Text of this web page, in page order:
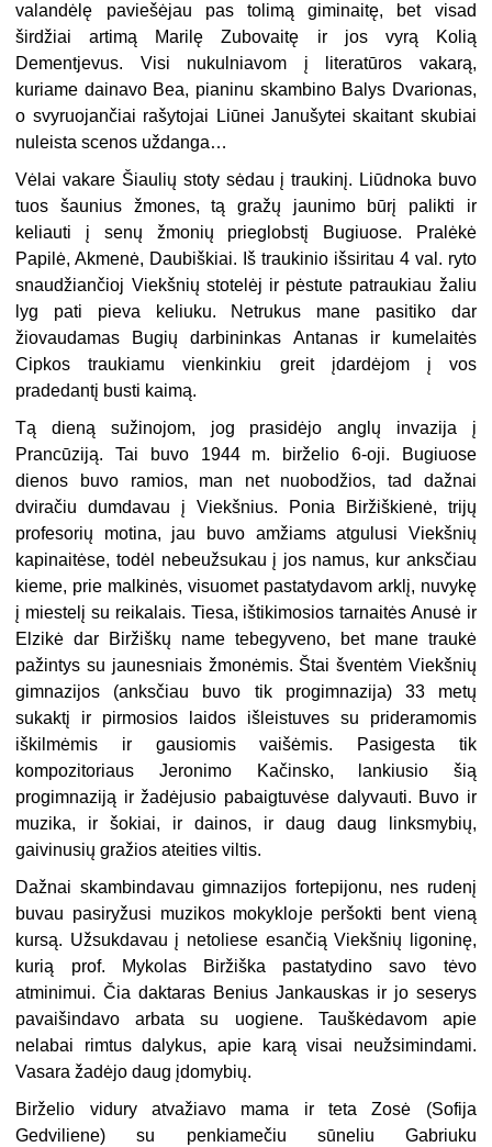
valandėlę paviešėjau pas tolimą giminaitę, bet visad
širdžiai artimą Marilę Zubovaitę ir jos vyrą Kolią
Dementjevus. Visi nukulniavom į literatūros vakarą,
kuriame dainavo Bea, pianinu skambino Balys Dvarionas,
o svyruojančiai rašytojai Liūnei Janušytei skaitant skubiai
nuleista scenos uždanga…
Vėlai vakare Šiaulių stoty sėdau į traukinį. Liūdnoka buvo
tuos šaunius žmones, tą gražų jaunimo būrį palikti ir
keliauti į senų žmonių prieglobstį Bugiuose. Pralėkė
Papilė, Akmenė, Daubiškiai. Iš traukinio išsiritau 4 val. ryto
snaudžiančioj Viekšnių stotelėj ir pėstute patraukiau žaliu
lyg pati pieva keliuku. Netrukus mane pasitiko dar
žiovaudamas Bugių darbininkas Antanas ir kumelaitės
Cipkos traukiamu vienkinkiu greit įdardėjom į vos
pradedantį busti kaimą.
Tą dieną sužinojom, jog prasidėjo anglų invazija į
Prancūziją. Tai buvo 1944 m. birželio 6-oji. Bugiuose
dienos buvo ramios, man net nuobodžios, tad dažnai
dviračiu dumdavau į Viekšnius. Ponia Biržiškienė, trijų
profesorių motina, jau buvo amžiams atgulusi Viekšnių
kapinaitėse, todėl nebeužsukau į jos namus, kur anksčiau
kieme, prie malkinės, visuomet pastatydavom arklį, nuvykę
į miestelį su reikalais. Tiesa, ištikimosios tarnaitės Anusė ir
Elzikė dar Biržiškų name tebegyveno, bet mane traukė
pažintys su jaunesniais žmonėmis. Štai šventėm Viekšnių
gimnazijos (anksčiau buvo tik progimnazija) 33 metų
sukaktį ir pirmosios laidos išleistuves su prideramomis
iškilmėmis ir gausiomis vaišėmis. Pasigesta tik
kompozitoriaus Jeronimo Kačinsko, lankiusio šią
progimnaziją ir žadėjusio pabaigtuvėse dalyvauti. Buvo ir
muzika, ir šokiai, ir dainos, ir daug daug linksmybių,
gaivinusių gražios ateities viltis.
Dažnai skambindavau gimnazijos fortepijonu, nes rudenį
buvau pasiryžusi muzikos mokykloje peršokti bent vieną
kursą. Užsukdavau į netoliese esančią Viekšnių ligoninę,
kurią prof. Mykolas Biržiška pastatydino savo tėvo
atminimui. Čia daktaras Benius Jankauskas ir jo seserys
pavaišindavo arbata su uogiene. Tauškėdavom apie
nelabai rimtus dalykus, apie karą visai neužsimindami.
Vasara žadėjo daug įdomybių.
Birželio vidury atvažiavo mama ir teta Zosė (Sofija
Gedviliene) su penkiamečiu sūneliu Gabriuku